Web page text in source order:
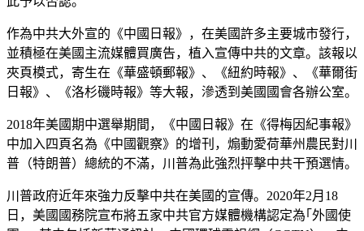
作為中共大外宣的《中國日報》，在美國許多主要城市發行，
並積極在美國主流媒體買廣告，植入宣傳中共的文章。該報以
夾頁模式，寄生在《華盛頓郵報》、《紐約時報》、《華爾街
日報》、《洛杉磯時報》等大報，滲透到美國國會各辦公室。
2018年美國期中選舉期間，《中國日報》在《得梅因紀事報》
中加入四頁名為《中國觀察》的增刊，煽動愛荷華州農民對川
普（特朗普）總統的不滿，川普為此強烈抨擊中共干預選情。
川普政府近年來強力反擊中共在美國的宣傳。2020年2月18
日，美國國務院宣布將五家中共官方媒體機構認定為｢外國使